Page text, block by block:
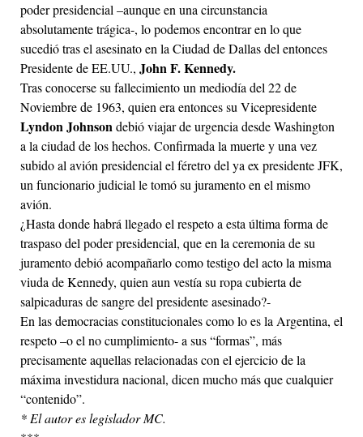
poder presidencial –aunque en una circunstancia
absolutamente trágica-, lo podemos encontrar en lo que
sucedió tras el asesinato en la Ciudad de Dallas del entonces
Presidente de EE.UU., John F. Kennedy.
Tras conocerse su fallecimiento un mediodía del 22 de
Noviembre de 1963, quien era entonces su Vicepresidente
Lyndon Johnsondebió viajar de urgencia desde Washington
a la ciudad de los hechos. Confirmada la muerte y una vez
subido al avión presidencial el féretro del ya ex presidente JFK,
un funcionario judicial le tomó su juramento en el mismo
avión.
¿Hasta donde habrá llegado el respeto a esta última forma de
traspaso del poder presidencial, que en la ceremonia de su
juramento debió acompañarlo como testigo del acto la misma
viuda de Kennedy, quien aun vestía su ropa cubierta de
salpicaduras de sangre del presidente asesinado?-
En las democracias constitucionales como lo es la Argentina, el
respeto –o el no cumplimiento- a sus “formas”, más
precisamente aquellas relacionadas con el ejercicio de la
máxima investidura nacional, dicen mucho más que cualquier
“contenido”.
* El autor es legislador MC.